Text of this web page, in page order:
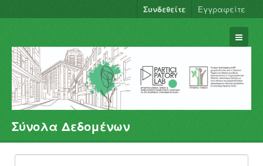
Συνδεθείτε Εγγραφείτε
Σύνολα Δεδομένων
Φορείς
Σύνολα Δεδομένων